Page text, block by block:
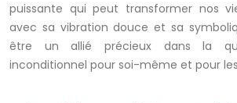
puissante qui peut transformer nos
avec sa vibration douce et sa
être un allié précieux dans la
inconditionnel pour soi-même et pour